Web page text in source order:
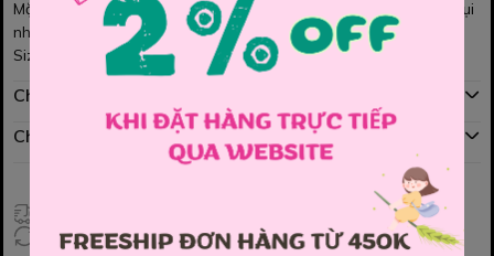
Mặc đi học, đi chơi hay du lịch đều cực tiện – chống gió, chống bụi
nhẹ, bé mặc là mê 💙
Size: 3y, 4y, 5y, 7y, 8y.
Chính sách mua hàng
Chính sách đổi hàng
Đổi hàng 3 ngày (HCM), 7 ngày (Tỉnh)